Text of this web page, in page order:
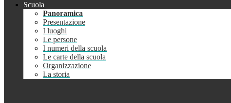
Scuola
Panoramica
Presentazione
I luoghi
Le persone
I numeri della scuola
Le carte della scuola
Organizzazione
La storia